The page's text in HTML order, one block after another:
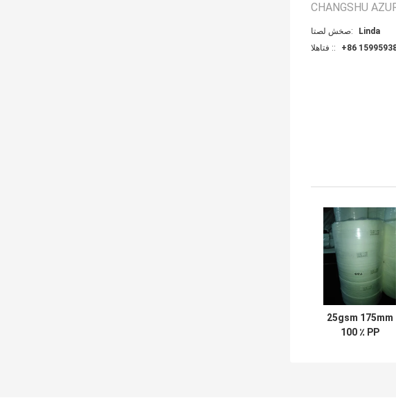
CHANGSHU
اتصل شخص:
Linda
الهاتف ::
+86
25gsm 175mm
100 ٪ PP